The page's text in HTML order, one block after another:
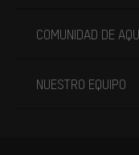
COMUNIDAD DE
NUESTRO EQUIPO